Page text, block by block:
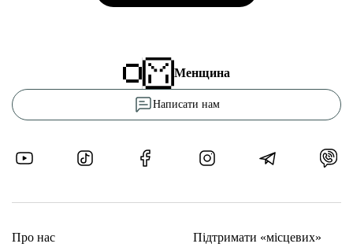
Менщина
Написати нам
Про нас Підтримати «місцевих»